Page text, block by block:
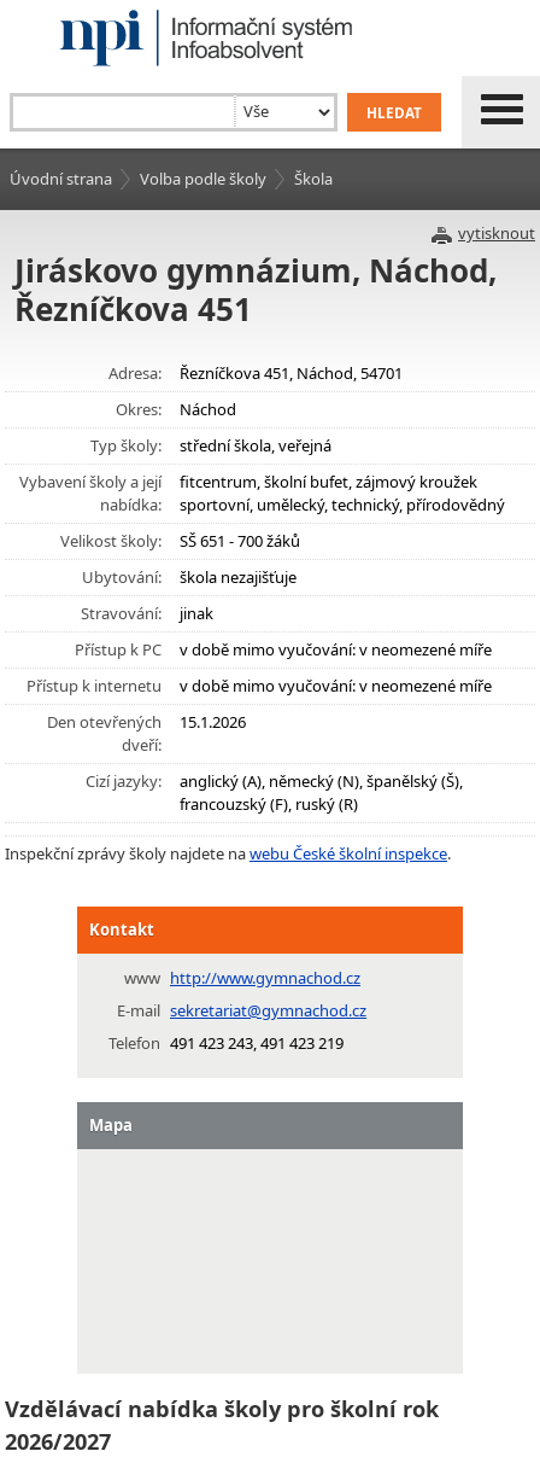
Úvodní strana Volba podle školy Škola
vytisknout
Jiráskovo gymnázium, Náchod,
Řezníčkova 451
Adresa:
Řezníčkova 451, Náchod, 54701
Okres:
Náchod
Typ školy:
střední škola, veřejná
Vybavení školy a její
nabídka:
fitcentrum, školní bufet, zájmový kroužek
sportovní, umělecký, technický, přírodovědný
Velikost školy:
SŠ 651 - 700 žáků
Ubytování:
škola nezajišťuje
Stravování:
jinak
Přístup k PC
v době mimo vyučování: v neomezené míře
Přístup k internetu
v době mimo vyučování: v neomezené míře
Den otevřených
dveří:
15.1.2026
Cizí jazyky:
anglický (A), německý (N), španělský (Š),
francouzský (F), ruský (R)
Inspekční zprávy školy najdete nawebu České školní inspekce.
Kontakt
www http://www.gymnachod.cz
E-mail sekretariat@gymnachod.cz
Telefon 491 423 243, 491 423 219
Mapa
Vzdělávací nabídka školy pro školní rok
2026/2027